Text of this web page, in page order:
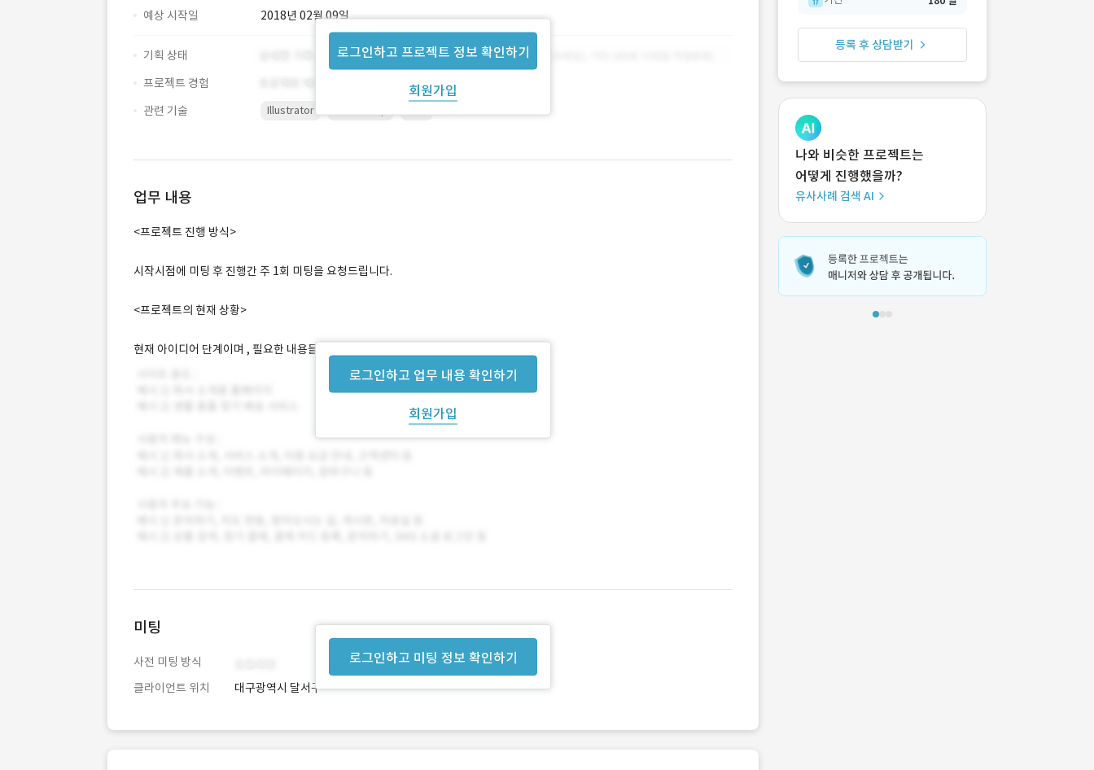
로그인하고 프로젝트 정보 확인하기
회원가입
예상 시작일 2018년 02월 09일
기획 상태
프로젝트 경험
관련 기술
Illustrator
업무 내용
로그인하고 업무 내용 확인하기
회원가입
<프로젝트 진행 방식>
시작시점에 미팅 후 진행간 주 1회 미팅을 요청드립니다.
<프로젝트의 현재 상황>
현재 아이디어 단계이며 , 필요한 내용들을 정리중에 있습니다.
로그인하고 미팅 정보 확인하기
미팅
사전 미팅 방식
클라이언트 위치
대구광역시 달서구
??? 일
등록 후 상담받기
나와 비슷한 프로젝트는
어떻게 진행했을까?
유사사례 검색 AI